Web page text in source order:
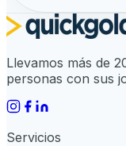
Llevamos más de
personas con sus
Servicios